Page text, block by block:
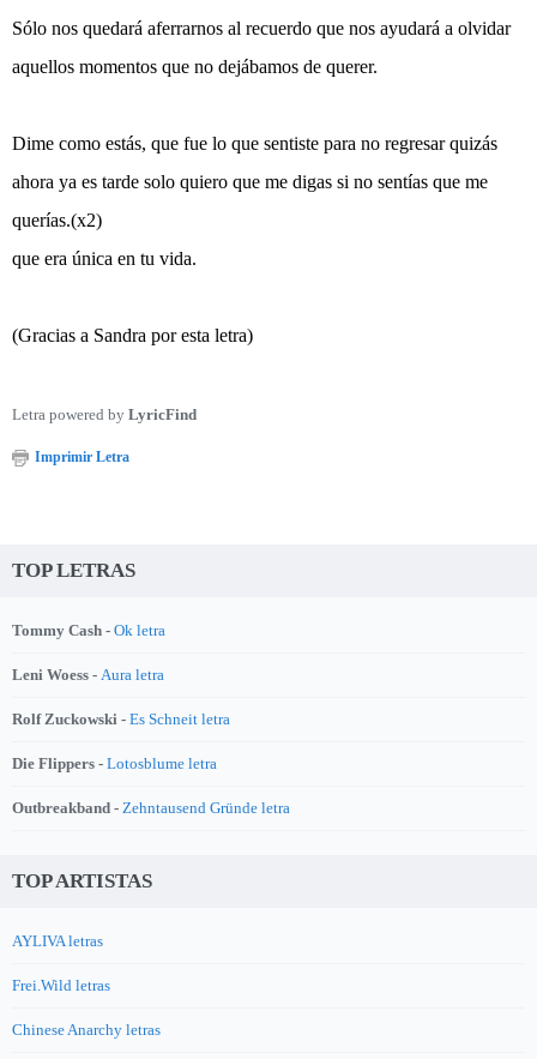
Sólo nos quedará aferrarnos al recuerdo que nos ayudará a olvidar
aquellos momentos que no dejábamos de querer.
Dime como estás, que fue lo que sentiste para no regresar quizás
ahora ya es tarde solo quiero que me digas si no sentías que me
querías.(x2)
que era única en tu vida.
(Gracias a Sandra por esta letra)
Letra powered by LyricFind
Imprimir Letra
TOP LETRAS
Tommy Cash - Ok letra
Leni Woess - Aura letra
Rolf Zuckowski - Es Schneit letra
Die Flippers - Lotosblume letra
Outbreakband - Zehntausend Gründe letra
TOP ARTISTAS
AYLIVA letras
Frei.Wild letras
Chinese Anarchy letras